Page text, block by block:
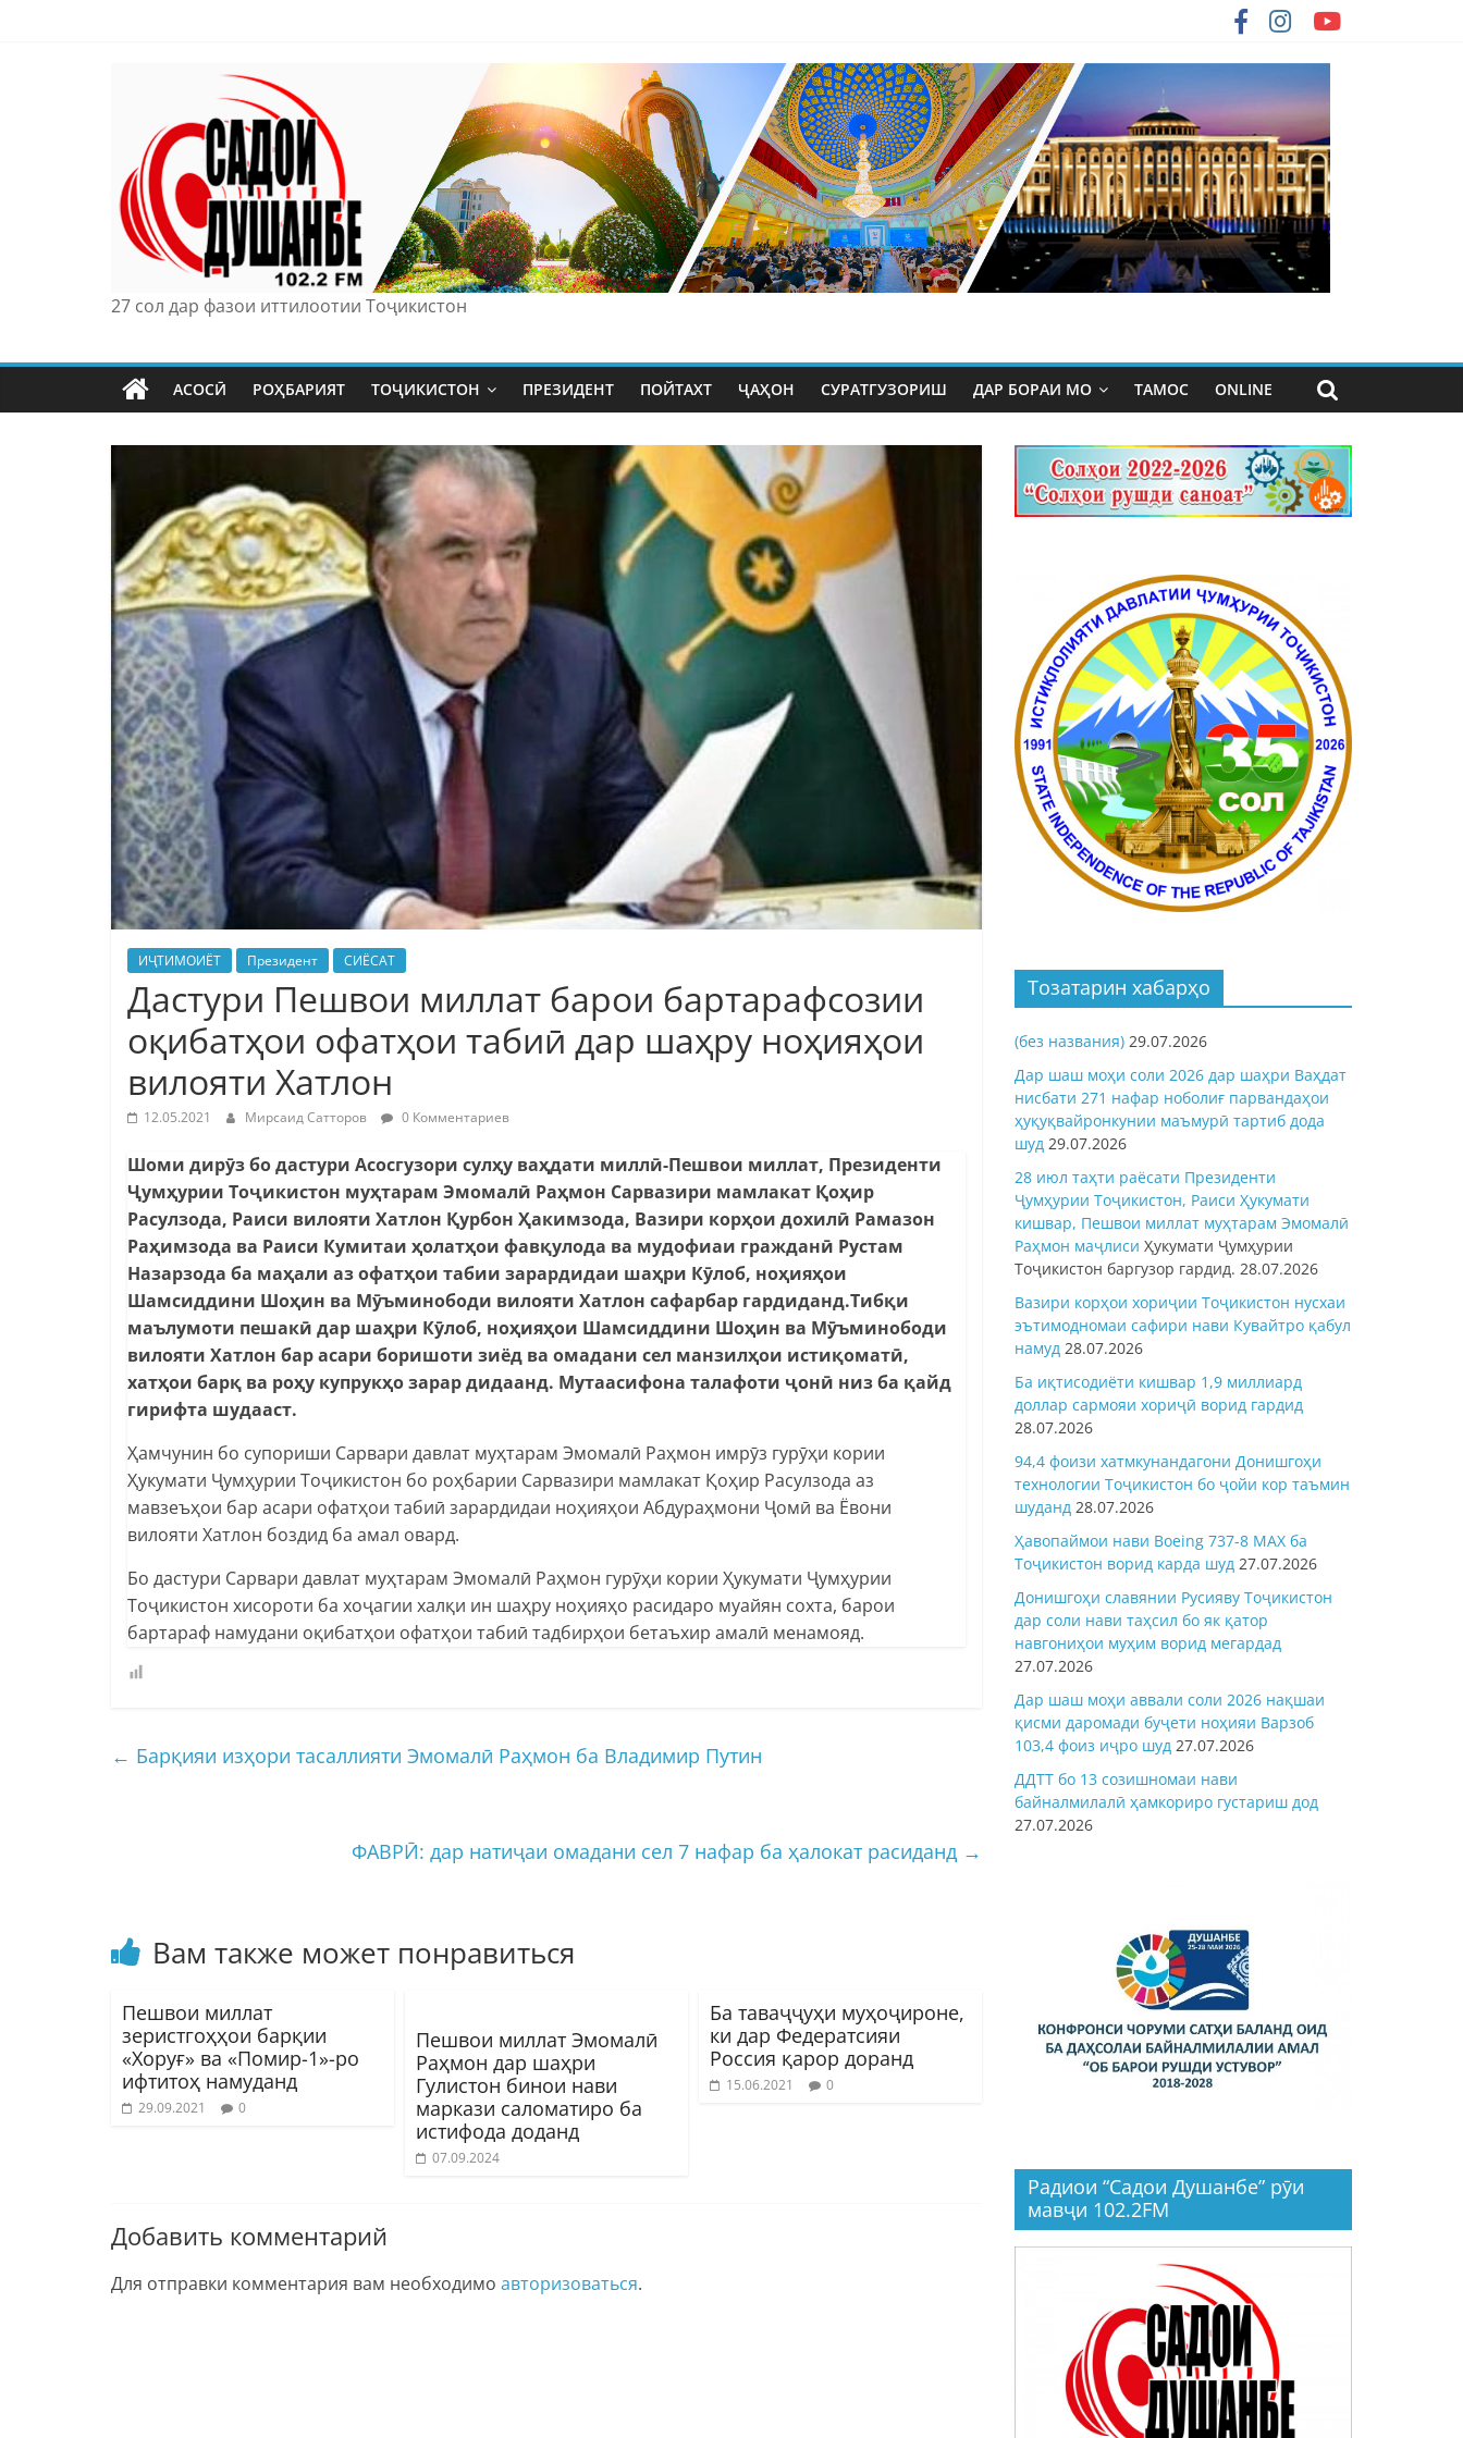
27 сол дар фазои иттилоотии Тоҷикистон
АСОСӢ РОҲБАРИЯТ ТОҶИКИСТОН ПРЕЗИДЕНТ ПОЙТАХТ ҶАҲОН СУРАТГУЗОРИШ ДАР БОРАИ МО ТАМОС ONLINE
ИҶТИМОИЁТ Президент СИЁСАТ
Дастури Пешвои миллат барои бартарафсозии
оқибатҳои офатҳои табиӣ дар шаҳру ноҳияҳои
вилояти Хатлон
12.05.2021 Мирсаид Сатторов 0 Комментариев
Шоми дирӯз бо дастури Асосгузори сулҳу ваҳдати миллӣ-Пешвои миллат, Президенти
Ҷумҳурии Тоҷикистон муҳтарам Эмомалӣ Раҳмон Сарвазири мамлакат Қоҳир
Расулзода, Раиси вилояти Хатлон Қурбон Ҳакимзода, Вазири корҳои дохилӣ Рамазон
Раҳимзода ва Раиси Кумитаи ҳолатҳои фавқулода ва мудофиаи гражданӣ Рустам
Назарзода ба маҳали аз офатҳои табии зарардидаи шаҳри Кӯлоб, ноҳияҳои
Шамсиддини Шоҳин ва Мӯъминободи вилояти Хатлон сафарбар гардиданд.Тибқи
маълумоти пешакӣ дар шаҳри Кӯлоб, ноҳияҳои Шамсиддини Шоҳин ва Мӯъминободи
вилояти Хатлон бар асари боришоти зиёд ва омадани сел манзилҳои истиқоматӣ,
хатҳои барқ ва роҳу купрукҳо зарар дидаанд. Мутаасифона талафоти ҷонӣ низ ба қайд
гирифта шудааст.
Ҳамчунин бо супориши Сарвари давлат муҳтарам Эмомалӣ Раҳмон имрӯз гурӯҳи кории
Ҳукумати Ҷумҳурии Тоҷикистон бо роҳбарии Сарвазири мамлакат Қоҳир Расулзода аз
мавзеъҳои бар асари офатҳои табиӣ зарардидаи ноҳияҳои Абдураҳмони Ҷомӣ ва Ёвони
вилояти Хатлон боздид ба амал овард.
Бо дастури Сарвари давлат муҳтарам Эмомалӣ Раҳмон гурӯҳи кории Ҳукумати Ҷумҳурии
Тоҷикистон хисороти ба хоҷагии халқи ин шаҳру ноҳияҳо расидаро муайян сохта, барои
бартараф намудани оқибатҳои офатҳои табиӣ тадбирҳои бетаъхир амалӣ менамояд.
← Барқияи изҳори тасаллияти Эмомалӣ Раҳмон ба Владимир Путин
ФАВРӢ: дар натиҷаи омадани сел 7 нафар ба ҳалокат расиданд →
Вам также может понравиться
Пешвои миллат
зеристгоҳҳои барқии
«Хоруғ» ва «Помир-1»-ро
ифтитоҳ намуданд
29.09.2021 0
Пешвои миллат Эмомалӣ
Раҳмон дар шаҳри
Гулистон бинои нави
маркази саломатиро ба
истифода доданд
07.09.2024
Ба таваҷҷуҳи муҳоҷироне,
ки дар Федератсияи
Россия қарор доранд
15.06.2021 0
Добавить комментарий
Для отправки комментария вам необходимо авторизоваться.
Тозатарин хабарҳо
(без названия) 29.07.2026
Дар шаш моҳи соли 2026 дар шаҳри Ваҳдат
нисбати 271 нафар ноболиғ парвандаҳои
ҳуқуқвайронкунии маъмурӣ тартиб дода
шуд 29.07.2026
28 июл таҳти раёсати Президенти
Ҷумҳурии Тоҷикистон, Раиси Ҳукумати
кишвар, Пешвои миллат муҳтарам Эмомалӣ
Раҳмон маҷлиси Ҳукумати Ҷумҳурии
Тоҷикистон баргузор гардид. 28.07.2026
Вазири корҳои хориҷии Тоҷикистон нусхаи
эътимодномаи сафири нави Кувайтро қабул
намуд 28.07.2026
Ба иқтисодиёти кишвар 1,9 миллиард
доллар сармояи хориҷӣ ворид гардид
28.07.2026
94,4 фоизи хатмкунандагони Донишгоҳи
технологии Тоҷикистон бо ҷойи кор таъмин
шуданд 28.07.2026
Ҳавопаймои нави Boeing 737-8 MAX ба
Тоҷикистон ворид карда шуд 27.07.2026
Донишгоҳи славянии Русияву Тоҷикистон
дар соли нави таҳсил бо як қатор
навгониҳои муҳим ворид мегардад
27.07.2026
Дар шаш моҳи аввали соли 2026 нақшаи
қисми даромади буҷети ноҳияи Варзоб
103,4 фоиз иҷро шуд 27.07.2026
ДДТТ бо 13 созишномаи нави
байналмилалӣ ҳамкориро густариш дод
27.07.2026
Радиои “Садои Душанбе” рӯи
мавҷи 102.2FM